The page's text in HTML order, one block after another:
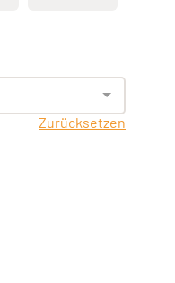
Zurücksetzen